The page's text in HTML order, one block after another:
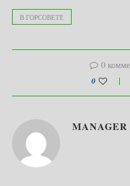
В ГОРСОВЕТЕ
0
0
MANAGER